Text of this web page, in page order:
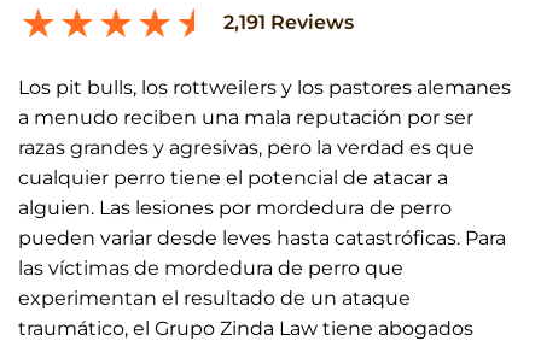
2,191 Reviews
Los pit bulls, los rottweilers y los pastores alemanes
a menudo reciben una mala reputación por ser
razas grandes y agresivas, pero la verdad es que
cualquier perro tiene el potencial de atacar a
alguien. Las lesiones por mordedura de perro
pueden variar desde leves hasta catastróficas. Para
las víctimas de mordedura de perro que
experimentan el resultado de un ataque
traumático, el Grupo Zinda Law tiene abogados